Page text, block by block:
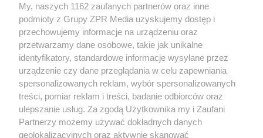
Żaden utwór zamieszczony w serwisie nie może być powielany i
rozpowszechniany lub dalej rozpowszechniany w jakikolwiek sposób (w
tym także elektroniczny lub mechaniczny) na jakimkolwiek polu
eksploatacji w jakiejkolwiek formie, włącznie z umieszczaniem w Internecie
bez pisemnej zgody właściciela praw. Jakiekolwiek użycie lub
wykorzystanie utworów w całości lub w części z naruszeniem prawa, tzn.
bez właściwej zgody, jest zabronione pod groźbą kary i może być ścigane
prawnie.
My, naszych 1162 zaufanych partnerów oraz inne
podmioty z Grupy ZPR Media uzyskujemy dostęp i
przechowujemy informacje na urządzeniu oraz
przetwarzamy dane osobowe, takie jak unikalne
identyfikatory, standardowe informacje wysyłane przez
urządzenie czy dane przeglądania w celu zapewniania
spersonalizowanych reklam, wybór spersonalizowanych
treści, pomiar reklam i treści, badanie odbiorców oraz
ulepszanie usług. Za zgodą Użytkownika my i Zaufani
Partnerzy możemy używać dokładnych danych
geolokalizacyjnych oraz aktywnie skanować